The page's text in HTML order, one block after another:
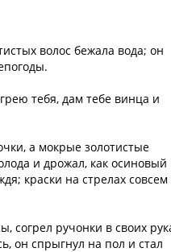
волос бежала вода; он
тебя, дам тебе винца и
а мокрые золотистые
и дрожал, как осиновый
краски на стрелах совсем
согрел ручонки в своих
он спрыгнул на пол и стал